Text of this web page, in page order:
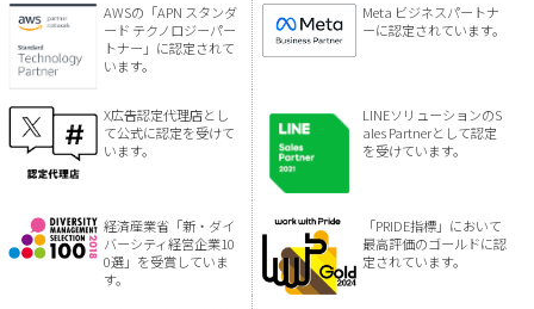
AWSの「APN スタンダ
ード テクノロジーパー
トナー」に認定されて
います。
Meta ビジネスパートナ
ーに認定されています。
X広告認定代理店とし
て公式に認定を受けて
います。
LINEソリューションのS
ales Partnerとして認定
を受けています。
経済産業省「新・ダイ
バーシティ経営企業10
0選」を受賞していま
す。
「PRIDE指標」において
最高評価のゴールドに認
定されています。